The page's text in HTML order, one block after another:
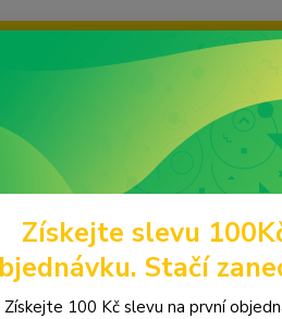
grafiku? Mám jich mnohem víc
Domácí mazlíčci Pouzdra na průkazy
- Pouzdro
Získejte slevu
Stačí
Získejte 100 Kč slevu na první